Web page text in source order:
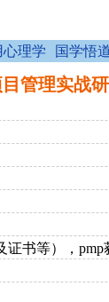
心理学 国学悟
管理实战
书等），